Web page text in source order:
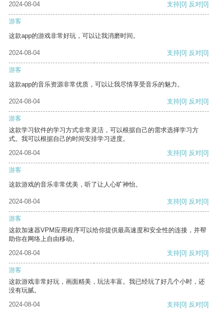
2024-08-04
支持[0] 反对[0]
游客
这款app的游戏非常好玩，可以让我消磨时间。
2024-08-04 支持[0] 反对[0]
游客
这款app的音乐资源非常优质，可以让我尽情享受音乐的魅力。
2024-08-04 支持[0] 反对[0]
游客
这款学习软件的学习方式非常灵活，可以根据自己的需求选择学习方
式。我可以根据自己的时间安排学习进度。
2024-08-04
支持[0] 反对[0]
游客
这款游戏的音乐非常优美，听了让人心旷神怡。
2024-08-04 支持[0] 反对[0]
游客
这款加速器VPM应用程序可以给你提供最高速度和安全性的连接，并帮
助你在网络上自由移动。
2024-08-04
支持[0] 反对[0]
游客
这款游戏非常好玩，画面精美，玩法丰富。我已经玩了好几个小时，还
没有玩腻。
2024-08-04
支持[0] 反对[0]